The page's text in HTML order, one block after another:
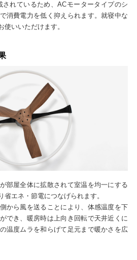
れているため、ACモータータイプのシ
消費電力を低く抑えられます。就寝中な
使いいただけます。
部屋全体に拡散されて室温を均一にする
エネ・節電につなげられます。
から風を送ることにより、体感温度を下
でき、暖房時は上向き回転で天井近くに
温度ムラを和らげて足元まで暖かさを広